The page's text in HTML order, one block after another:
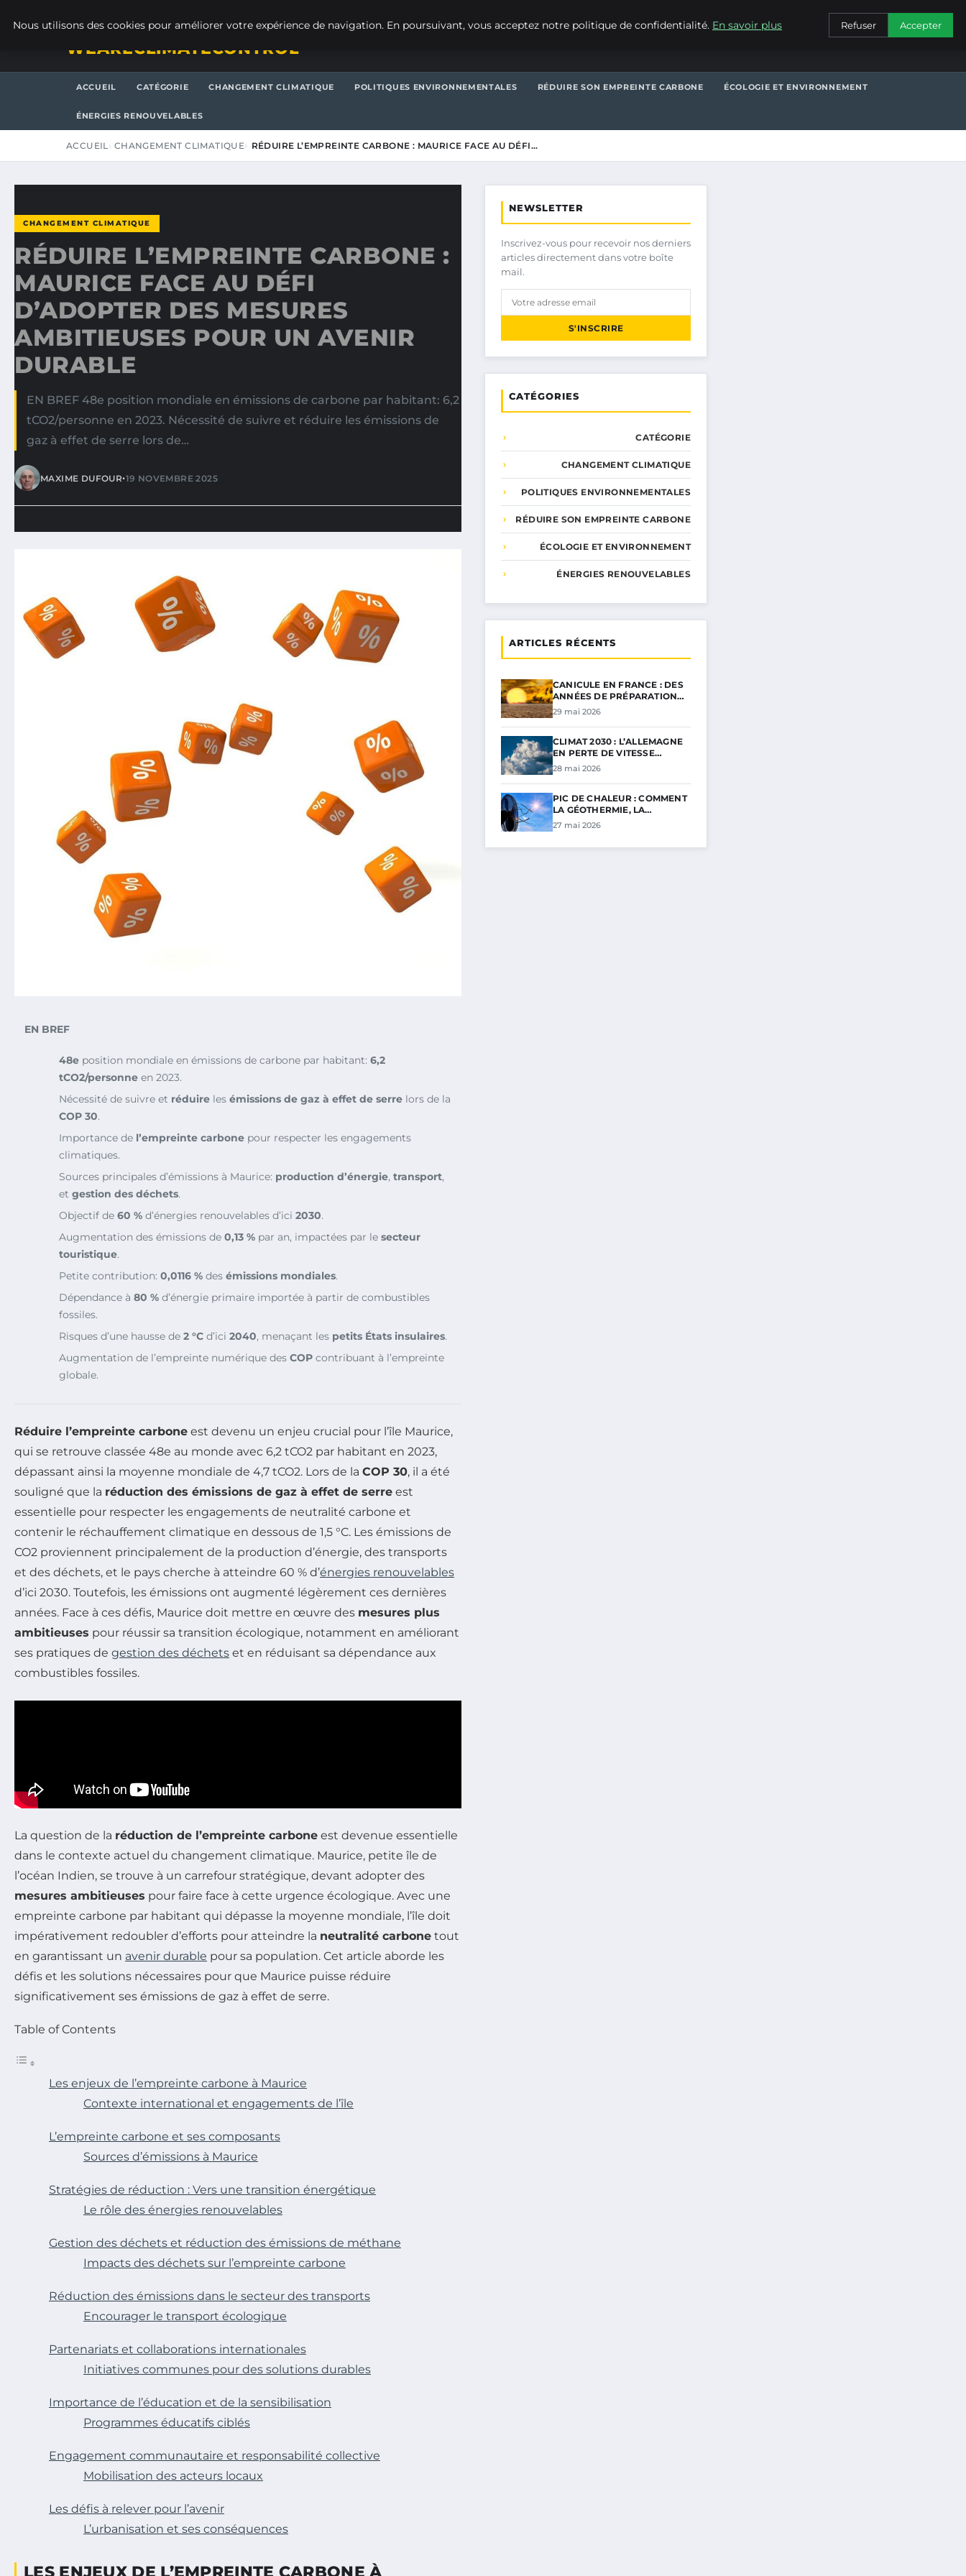
CONTACT
WEARECLIMATECONTROL
ACCUEIL CATÉGORIE CHANGEMENT CLIMATIQUE POLITIQUES ENVIRONNEMENTALES RÉDUIRE SON EMPREINTE CARBONE ÉCOLOGIE ET ENVIRONNEMENT
ÉNERGIES RENOUVELABLES
ACCUEIL CHANGEMENT CLIMATIQUE RÉDUIRE L’EMPREINTE CARBONE : MAURICE FACE AU DÉFI…
CHANGEMENT CLIMATIQUE
RÉDUIRE L’EMPREINTE CARBONE :
MAURICE FACE AU DÉFI
D’ADOPTER DES MESURES
AMBITIEUSES POUR UN AVENIR
DURABLE
EN BREF 48e position mondiale en émissions de carbone par habitant: 6,2
tCO2/personne en 2023. Nécessité de suivre et réduire les émissions de
gaz à effet de serre lors de…
MAXIME DUFOUR•19 NOVEMBRE 2025
EN BREF
48e position mondiale en émissions de carbone par habitant: 6,2
tCO2/personne en 2023.
Nécessité de suivre et réduire les émissions de gaz à effet de serre lors de la
COP 30.
Importance de l’empreinte carbone pour respecter les engagements
climatiques.
Sources principales d’émissions à Maurice: production d’énergie, transport,
et gestion des déchets.
Objectif de 60 % d’énergies renouvelables d’ici 2030.
Augmentation des émissions de 0,13 % par an, impactées par le secteur
touristique.
Petite contribution: 0,0116 % des émissions mondiales.
Dépendance à 80 % d’énergie primaire importée à partir de combustibles
fossiles.
Risques d’une hausse de 2 °C d’ici 2040, menaçant les petits États insulaires.
Augmentation de l’empreinte numérique des COP contribuant à l’empreinte
globale.
Réduire l’empreinte carbone est devenu un enjeu crucial pour l’île Maurice,
qui se retrouve classée 48e au monde avec 6,2 tCO2 par habitant en 2023,
dépassant ainsi la moyenne mondiale de 4,7 tCO2. Lors de la COP 30, il a été
souligné que la réduction des émissions de gaz à effet de serre est
essentielle pour respecter les engagements de neutralité carbone et
contenir le réchauffement climatique en dessous de 1,5 °C. Les émissions de
CO2 proviennent principalement de la production d’énergie, des transports
et des déchets, et le pays cherche à atteindre 60 % d’énergies renouvelables
d’ici 2030. Toutefois, les émissions ont augmenté légèrement ces dernières
années. Face à ces défis, Maurice doit mettre en œuvre des mesures plus
ambitieuses pour réussir sa transition écologique, notamment en améliorant
ses pratiques de gestion des déchets et en réduisant sa dépendance aux
combustibles fossiles.
La question de la réduction de l’empreinte carbone est devenue essentielle
dans le contexte actuel du changement climatique. Maurice, petite île de
l’océan Indien, se trouve à un carrefour stratégique, devant adopter des
mesures ambitieuses pour faire face à cette urgence écologique. Avec une
empreinte carbone par habitant qui dépasse la moyenne mondiale, l’île doit
impérativement redoubler d’efforts pour atteindre la neutralité carbone tout
en garantissant un avenir durable pour sa population. Cet article aborde les
défis et les solutions nécessaires pour que Maurice puisse réduire
significativement ses émissions de gaz à effet de serre.
Table of Contents
Les enjeux de l’empreinte carbone à Maurice
Contexte international et engagements de l’île
L’empreinte carbone et ses composants
Sources d’émissions à Maurice
Stratégies de réduction : Vers une transition énergétique
Le rôle des énergies renouvelables
Gestion des déchets et réduction des émissions de méthane
Impacts des déchets sur l’empreinte carbone
Réduction des émissions dans le secteur des transports
Encourager le transport écologique
Partenariats et collaborations internationales
Initiatives communes pour des solutions durables
Importance de l’éducation et de la sensibilisation
Programmes éducatifs ciblés
Engagement communautaire et responsabilité collective
Mobilisation des acteurs locaux
Les défis à relever pour l’avenir
L’urbanisation et ses conséquences
LES ENJEUX DE L’EMPREINTE CARBONE À
NEWSLETTER
Inscrivez-vous pour recevoir nos derniers
articles directement dans votre boîte
mail.
S'INSCRIRE
CATÉGORIES
CATÉGORIE
CHANGEMENT CLIMATIQUE
POLITIQUES ENVIRONNEMENTALES
RÉDUIRE SON EMPREINTE CARBONE
ÉCOLOGIE ET ENVIRONNEMENT
ÉNERGIES RENOUVELABLES
ARTICLES RÉCENTS
CANICULE EN FRANCE : DES
ANNÉES DE PRÉPARATION…
29 mai 2026
CLIMAT 2030 : L’ALLEMAGNE
EN PERTE DE VITESSE…
28 mai 2026
PIC DE CHALEUR : COMMENT
LA GÉOTHERMIE, LA…
27 mai 2026
Nous utilisons des cookies pour améliorer votre expérience de navigation. En poursuivant, vous acceptez notre politique de confidentialité. En savoir plus Refuser Accepter